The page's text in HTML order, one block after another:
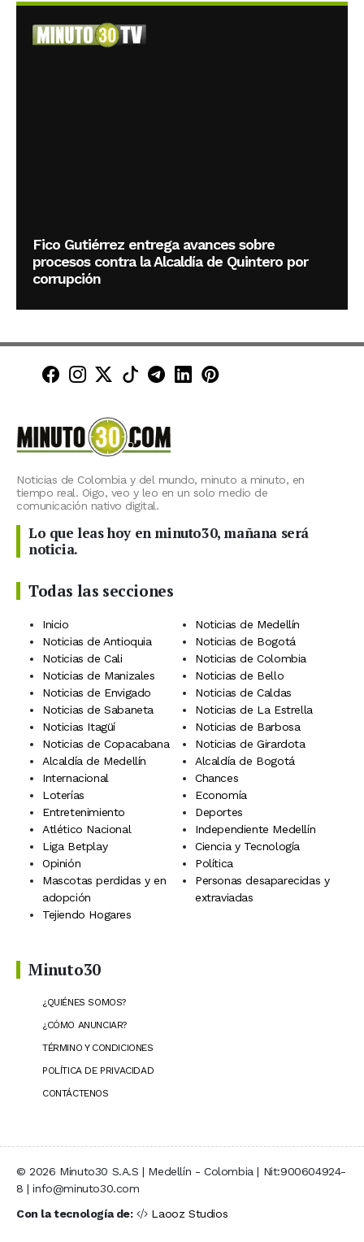
Fico Gutiérrez entrega avances sobre
procesos contra la Alcaldía de Quintero por
corrupción
Minuto30 en Facebook
Minuto30 en Instagram
Minuto30 en X (Twitter)
Minuto30 en TikTok
Canal de Minuto30 en
Minuto30 en LinkedIn
Minuto30 en
Noticias de Colombia y del mundo, minuto a minuto, en
tiempo real. Oigo, veo y leo en un solo medio de
comunicación nativo digital.
Lo que leas hoy en minuto30, mañana será
noticia.
Todas las secciones
Inicio
Noticias de Medellín
Noticias de Antioquia
Noticias de Bogotá
Noticias de Cali
Noticias de Colombia
Noticias de Manizales
Noticias de Bello
Noticias de Envigado
Noticias de Caldas
Noticias de Sabaneta
Noticias de La Estrella
Noticias Itagüí
Noticias de Barbosa
Noticias de Copacabana
Noticias de Girardota
Alcaldía de Medellín
Alcaldía de Bogotá
Internacional
Chances
Loterías
Economía
Entretenimiento
Deportes
Atlético Nacional
Independiente Medellín
Liga Betplay
Ciencia y Tecnología
Opinión
Política
Mascotas perdidas y en
adopción
Personas desaparecidas y
extraviadas
Tejiendo Hogares
Minuto30
¿QUIÉNES SOMOS?
¿CÓMO ANUNCIAR?
TÉRMINO Y CONDICIONES
POLÍTICA DE PRIVACIDAD
CONTÁCTENOS
© 2026 Minuto30 S.A.S | Medellín - Colombia | Nit:900604924-
8 | info@minuto30.com
Con la tecnología de:
Laooz Studios